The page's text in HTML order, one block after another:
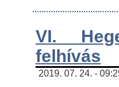
VI.
felhívás
2019. 07. 24. -